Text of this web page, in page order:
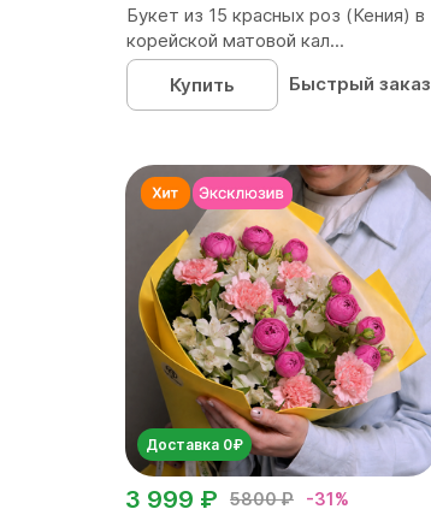
Букет из 15 красных роз (Кения) в
корейской матовой кал...
Купить
Быстрый заказ
Доставка 0₽
5800 ₽ -31%
3 999 ₽